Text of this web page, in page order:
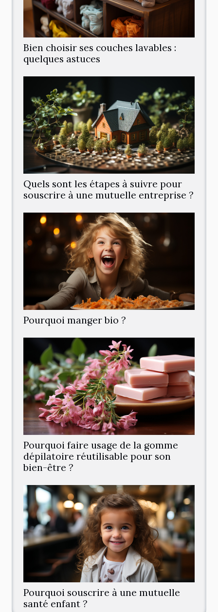
Bien choisir ses couches lavables :
quelques astuces
Quels sont les étapes à suivre pour
souscrire à une mutuelle entreprise ?
Pourquoi manger bio ?
Pourquoi faire usage de la gomme
dépilatoire réutilisable pour son
bien-être ?
Pourquoi souscrire à une mutuelle
santé enfant ?